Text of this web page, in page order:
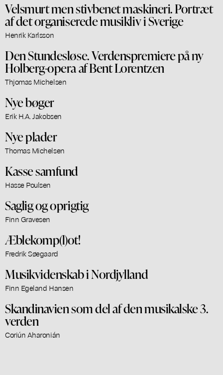
Velsmurt men stivbenet maskineri. Portræt
af det organiserede musikliv i Sverige
Henrik Karlsson
Den Stundesløse. Verdenspremiere på ny
Holberg-opera af Bent Lorentzen
Thjomas Michelsen
Nye bøger
Erik H.A. Jakobsen
Nye plader
Thomas Michelsen
Kasse samfund
Hasse Poulsen
Saglig og oprigtig
Finn Gravesen
Æblekomp(l)ot!
Fredrik Søegaard
Musikvidenskab i Nordjylland
Finn Egeland Hansen
Skandinavien som del af den musikalske 3.
verden
Coriún Aharonián